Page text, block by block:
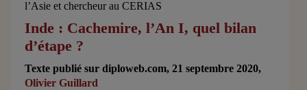
l’Asie et chercheur au CERIAS
Inde : Cachemire, l’An I, quel bilan
d’étape ?
Texte publié sur diploweb.com, 21 septembre 2020,
Olivier Guillard